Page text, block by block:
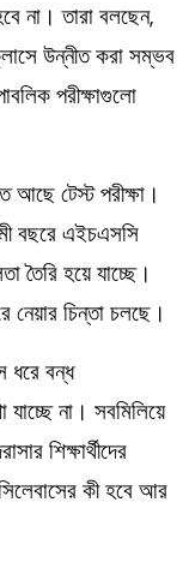
না। তারা বলছেন,
উন্নীত করা সম্ভব
পরীক্ষাগুলো
আছে টেস্ট পরীক্ষা।
বছরে এইচএসসি
তৈরি হয়ে যাচ্ছে।
নেয়ার চিন্তা চলছে।
ধরে বন্ধ
যাচ্ছে না। সবমিলিয়ে
শিক্ষার্থীদের
কী হবে আর